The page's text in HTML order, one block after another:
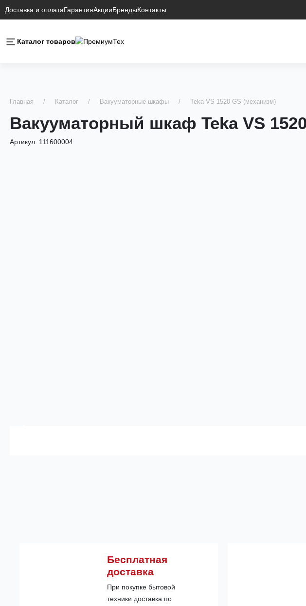
Доставка и оплатаГарантияАкцииБрендыКонтакты
Каталог товаров
Главная Каталог Вакууматорные шкафы Teka VS 1520 GS (механизм)
Вакууматорный шкаф Teka VS
Артикул: 111600004
Бесплатная
доставка
При покупке бытовой
техники доставка по